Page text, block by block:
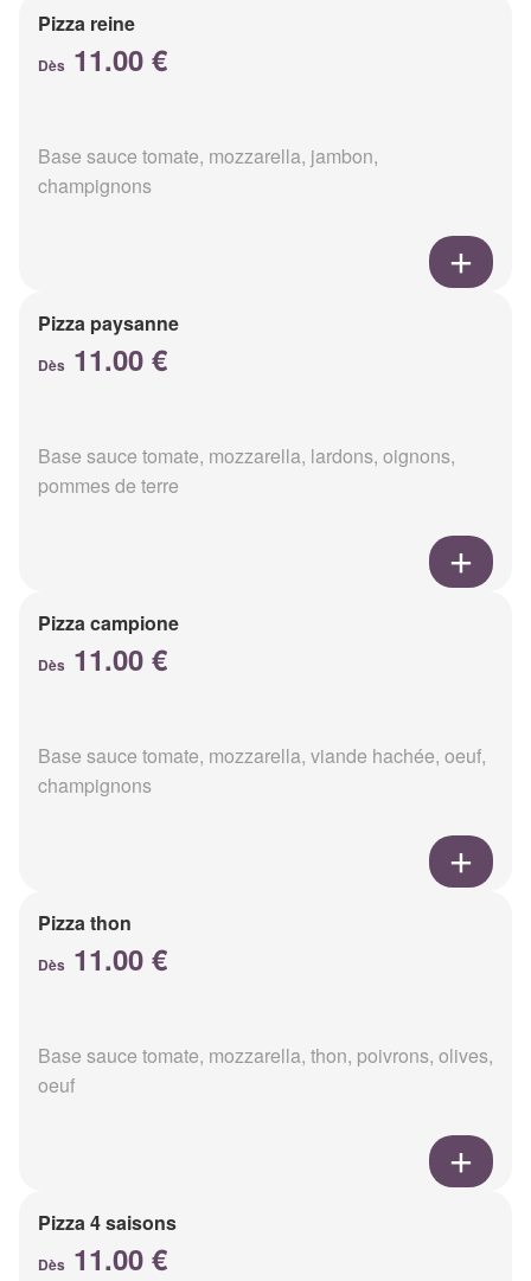
Pizza reine
Dès 11.00 €
Base sauce tomate, mozzarella, jambon,
champignons
Pizza paysanne
Dès 11.00 €
Base sauce tomate, mozzarella, lardons, oignons,
pommes de terre
Pizza campione
Dès 11.00 €
Base sauce tomate, mozzarella, viande hachée, oeuf,
champignons
Pizza thon
Dès 11.00 €
Base sauce tomate, mozzarella, thon, poivrons, olives,
oeuf
Pizza 4 saisons
Dès 11.00 €